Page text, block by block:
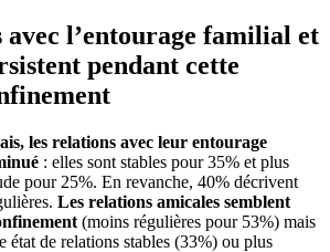
avec l’entourage familial et
pendant cette
les relations avec leur entourage
: elles sont stables pour 35% et plus
pour 25%. En revanche, 40% décrivent
Les relations amicales semblent
(moins régulières pour 53%) mais
état de relations stables (33%) ou plus